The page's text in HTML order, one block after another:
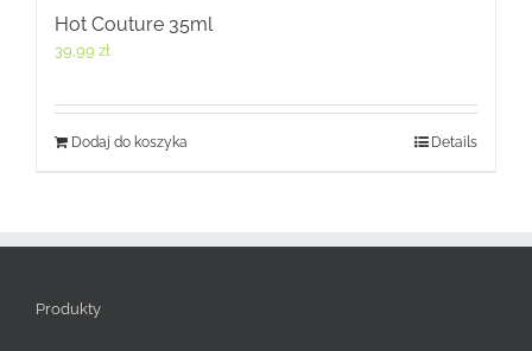
Hot Couture 35ml
39,99 zł
Dodaj do koszyka Details
Produkty